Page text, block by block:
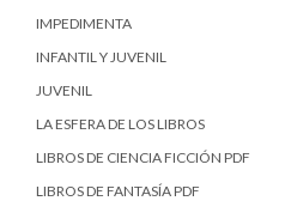
IMPEDIMENTA
INFANTIL Y JUVENIL
JUVENIL
LA ESFERA DE LOS LIBROS
LIBROS DE CIENCIA FICCIÓN PDF
LIBROS DE FANTASÍA PDF